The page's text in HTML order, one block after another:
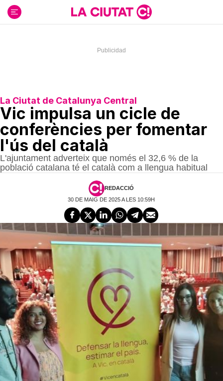
contenido
La Ciutat de Catalunya Central
Vic impulsa un cicle de
conferències per fomentar
l'ús del català
L'ajuntament adverteix que només el 32,6 % de la
població catalana té el català com a llengua habitual
REDACCIÓ
30 DE MAIG DE 2025 A LES 10:59H